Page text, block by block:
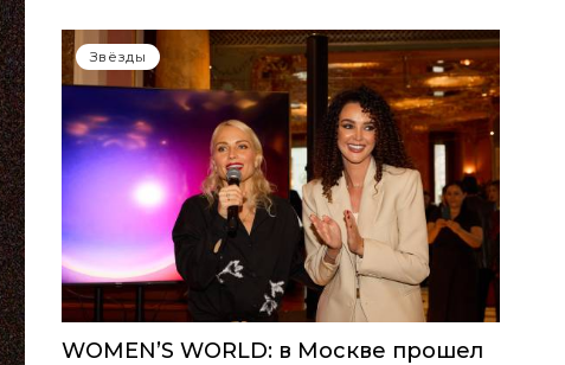
Звёзды
WOMEN’S WORLD: в Москве прошел